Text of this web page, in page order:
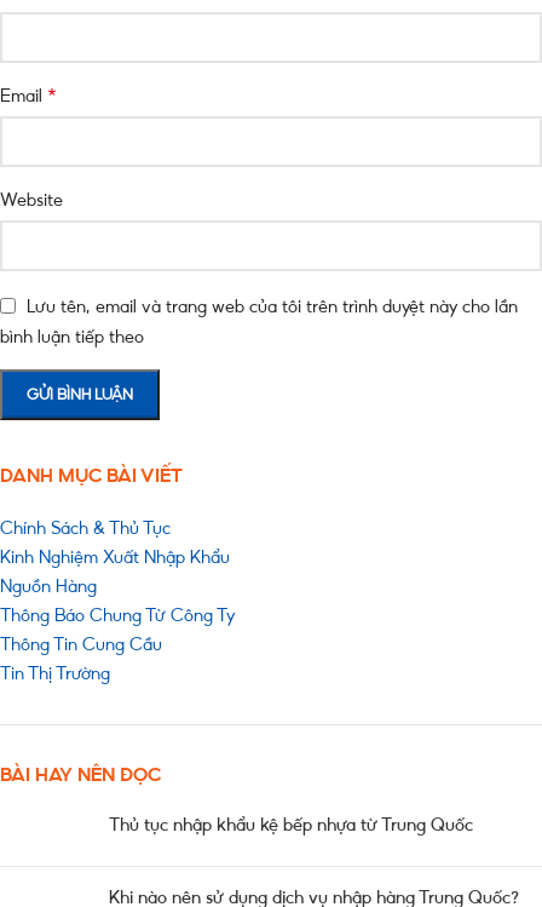
Email *
Website
Lưu tên, email và trang web của tôi trên trình duyệt này cho lần
bình luận tiếp theo
DANH MỤC BÀI VIẾT
Chính Sách & Thủ Tục
Kinh Nghiệm Xuất Nhập Khẩu
Nguồn Hàng
Thông Báo Chung Từ Công Ty
Thông Tin Cung Cầu
Tin Thị Trường
BÀI HAY NÊN ĐỌC
Thủ tục nhập khẩu kệ bếp nhựa từ Trung Quốc
Khi nào nên sử dụng dịch vụ nhập hàng Trung Quốc?